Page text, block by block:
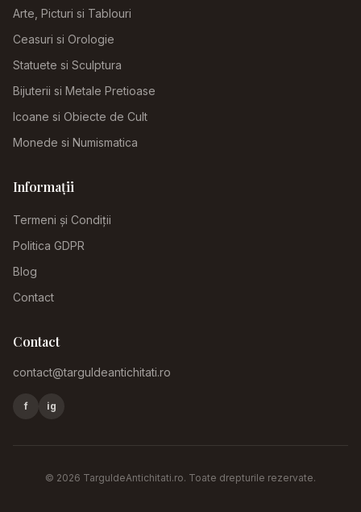
Arte, Picturi si Tablouri
Ceasuri si Orologie
Statuete si Sculptura
Bijuterii si Metale Pretioase
Icoane si Obiecte de Cult
Monede si Numismatica
Informații
Termeni și Condiții
Politica GDPR
Blog
Contact
Contact
contact@targuldeantichitati.ro
f ig
© 2026 TarguldeAntichitati.ro. Toate drepturile rezervate.